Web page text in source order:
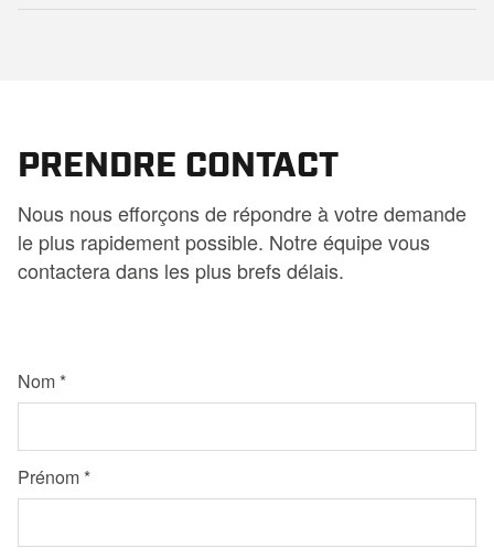
PRENDRE CONTACT
Nous nous efforçons de répondre à votre demande
le plus rapidement possible. Notre équipe vous
contactera dans les plus brefs délais.
Nom
Prénom